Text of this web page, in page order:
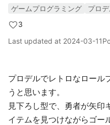
ゲームプログラミング プロ
3
Last updated at 2024-03-11
プロデルでレトロなロール
うと思います。
見下ろし型で、勇者が矢印
イテムを見つけながらゴー